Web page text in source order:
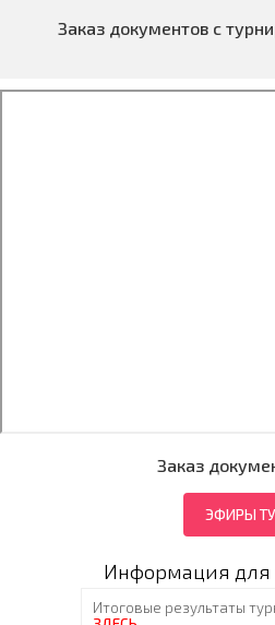
Заказ документов с
Заказ
ЭФИРЫ
Информация для